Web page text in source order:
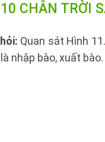
CHÂN TRỜI
Quan sát Hình
nhập bào, xuất bào.